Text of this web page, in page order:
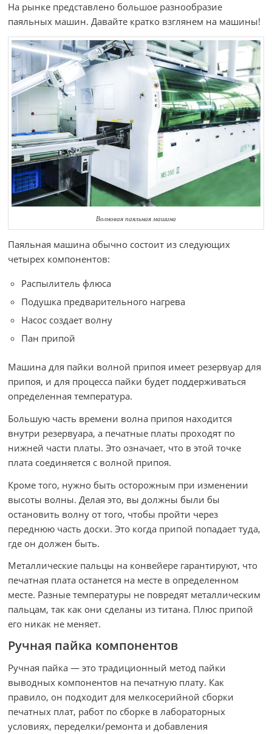
На рынке представлено большое разнообразие
паяльных машин. Давайте кратко взглянем на машины!
Волновая паяльная машина
Паяльная машина обычно состоит из следующих
четырех компонентов:
Распылитель флюса
Подушка предварительного нагрева
Насос создает волну
Пан припой
Машина для пайки волной припоя имеет резервуар для
припоя, и для процесса пайки будет поддерживаться
определенная температура.
Большую часть времени волна припоя находится
внутри резервуара, а печатные платы проходят по
нижней части платы. Это означает, что в этой точке
плата соединяется с волной припоя.
Кроме того, нужно быть осторожным при изменении
высоты волны. Делая это, вы должны были бы
остановить волну от того, чтобы пройти через
переднюю часть доски. Это когда припой попадает туда,
где он должен быть.
Металлические пальцы на конвейере гарантируют, что
печатная плата останется на месте в определенном
месте. Разные температуры не повредят металлическим
пальцам, так как они сделаны из титана. Плюс припой
его никак не меняет.
Ручная пайка компонентов
Ручная пайка — это традиционный метод пайки
выводных компонентов на печатную плату. Как
правило, он подходит для мелкосерийной сборки
печатных плат, работ по сборке в лабораторных
условиях, переделки/ремонта и добавления